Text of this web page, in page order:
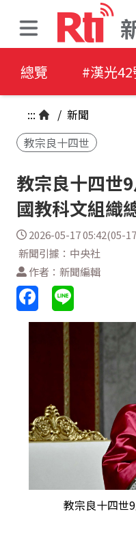
總覽 #漢光
::: / 新聞
教宗良十四世
教宗良十四世
國教科文組織
2026-05-17 05:42(05-
新聞引據：中央社
作者：新聞編輯
教宗良十四世